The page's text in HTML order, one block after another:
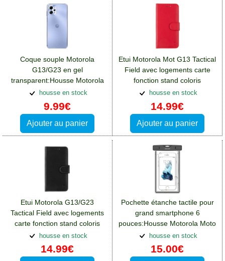
Coque souple Motorola
G13/G23 en gel
transparent:Housse Motorola
Moto G23
housse en stock
9.99€
Ajouter au panier
Etui Motorola Mot G13 Tactical
Field avec logements carte
fonction stand coloris
rouge:Housse Motorola Moto
G23
housse en stock
14.99€
Ajouter au panier
Etui Motorola G13/G23
Tactical Field avec logements
carte fonction stand coloris
noir:Housse Motorola Moto
G23
housse en stock
14.99€
Pochette étanche tactile pour
grand smartphone 6
pouces:Housse Motorola Moto
G23
housse en stock
15.00€